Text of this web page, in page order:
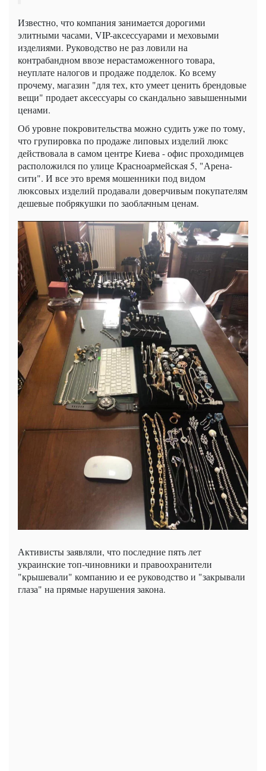
Известно, что компания занимается дорогими
элитными часами, VIP-аксессуарами и меховыми
изделиями. Руководство не раз ловили на
контрабандном ввозе нерастаможенного товара,
неуплате налогов и продаже подделок. Ко всему
прочему, магазин "для тех, кто умеет ценить брендовые
вещи" продает аксессуары со скандально завышенными
ценами.
Об уровне покровительства можно судить уже по тому,
что групировка по продаже липовых изделий люкс
действовала в самом центре Киева - офис проходимцев
расположился по улице Красноармейская 5, "Арена-
сити". И все это время мошенники под видом
люксовых изделий продавали доверчивым покупателям
дешевые побрякушки по заоблачным ценам.
Активисты заявляли, что последние пять лет
украинские топ-чиновники и правоохранители
"крышевали" компанию и ее руководство и "закрывали
глаза" на прямые нарушения закона.